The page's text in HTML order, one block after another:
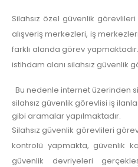
Silahsız özel güvenlik
alışveriş merkezleri, iş
farklı alanda görev
istihdam alanı silahsız güvenlik
Bu nedenle internet üzerinden
silahsız güvenlik görevlisi iş
gibi aramalar yapılmaktadır.
Silahsız güvenlik görevlileri
kontrolü yapmakta, güvenlik
güvenlik devriyeleri